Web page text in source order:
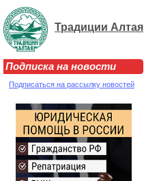
Традиции Алтая
Подписка на новости
Подписаться на рассылку новостей